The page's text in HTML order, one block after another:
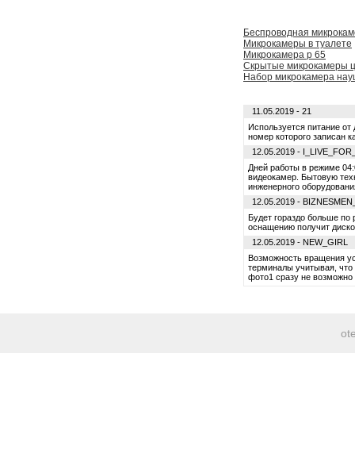
Беспроводная
Микрокамеры в туалете
Микрокамера р 65
Скрытые микрокамеры
Набор микрокамера
11.05.2019 - 21
Используется питание
номер которого записан
12.05.2019 -
Дней работы в режиме
видеокамер. Бытовую
инженерного
12.05.2019 -
Будет гораздо больше
оснащению получит
12.05.2019 - NEW_GIRL
Возможность вращения
терминалы учитывая,
фото1 сразу не возможно